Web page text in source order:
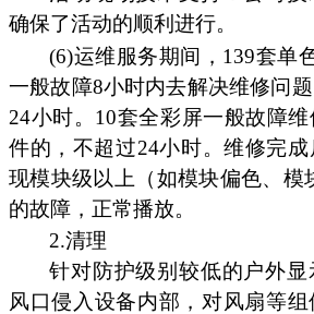
确保了活动的顺利进行。
(6)运维服务期间，139套单
一般故障8小时内去解决维修问
24小时。10套全彩屏一般故障
件的，不超过24小时。维修完
现模块级以上（如模块偏色、模
的故障，正常播放。
2.清理
针对防护级别较低的户外
风口侵入设备内部，对风扇等